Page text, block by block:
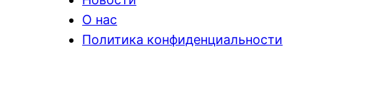
О нас
Политика конфиденциальности